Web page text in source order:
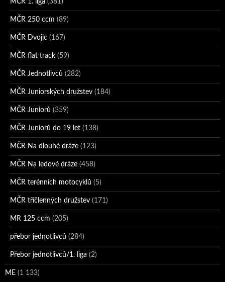
MČR 250 ccm (89)
MČR Dvojic (167)
MČR flat track (59)
MČR Jednotlivců (282)
MČR Juniorských družstev (184)
MČR Juniorů (359)
MČR Juniorů do 19 let (138)
MČR Na dlouhé dráze (123)
MČR Na ledové dráze (458)
MČR terénních motocyklů (5)
MČR tříčlenných družstev (171)
MR 125 ccm (205)
přebor jednotlivců (284)
Přebor jednotlivců/1. liga (2)
ME (1 133)